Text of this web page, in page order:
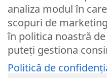
Remember Me
Logare
Lost your password?
© Partybaloane.ro -
analiza modul în
scopuri de
în politica noastră
puteți gestiona
Politică de